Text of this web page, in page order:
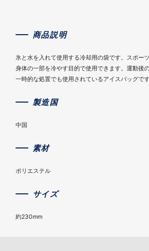
商品説明
氷と水を入れて使用する冷却用の袋です。スポー
身体の一部を冷やす目的で使用できます。運動後
一時的な処置でも使用されているアイスバッグです
製造国
中国
素材
ポリエステル
サイズ
約230mm